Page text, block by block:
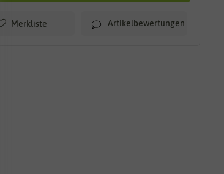
Merkliste Artikelbewertungen